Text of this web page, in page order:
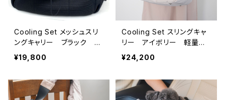
Cooling Set メッシュスリ
ングキャリー ブラック
ー 7点セット ペットキャ
リーバッグ
¥19,800
Cooling Set スリングキャ
リー アイボリー 軽量フ
ワモコ｜7ポケット仕様 -F
uFu series-
¥24,200